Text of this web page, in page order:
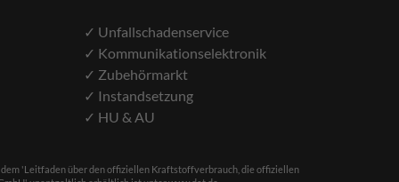
✓ Unfallschadenservice
✓ Kommunikationselektronik
✓ Zubehörmarkt
✓ Instandsetzung
✓ HU & AU
'Leitfaden über den offiziellen Kraftstoffverbrauch, die offiziellen